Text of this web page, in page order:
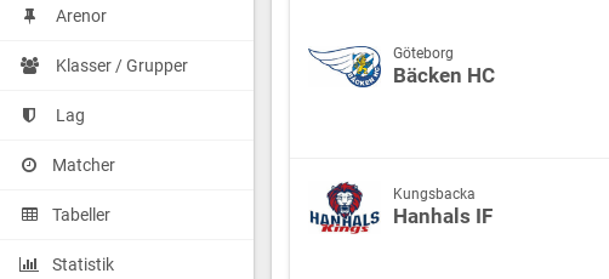
Arenor
Klasser / Grupper
Lag
Matcher
Tabeller
Statistik
Göteborg
Bäcken HC
Kungsbacka
Hanhals IF